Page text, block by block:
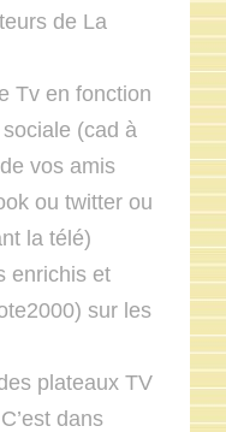
de La
Tv en fonction
(cad à
vos amis
ou twitter ou
la télé)
enrichis et
sur les
plateaux TV
dans